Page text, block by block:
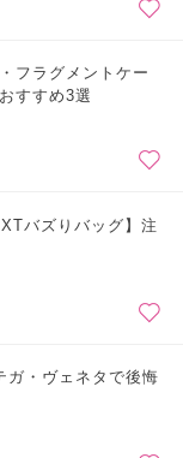
フラグメントケー
すすめ3選
バズりバッグ】注
ガ・ヴェネタで後悔